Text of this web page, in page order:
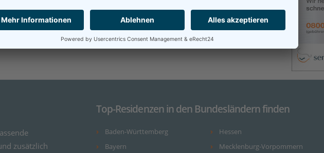
zusätzlich
Top-Residenzen in den Bundesländern finden
Baden-Württemberg
Bayern
Hessen
Mecklenburg-Vorpommern